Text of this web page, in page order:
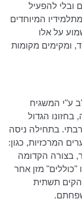
ובלי להפעיל
המיוחדים
על אלו
, ומקימים מקומות
ע"י המשגיח
בחזונו הגדול
בתחילה ניסה
המרכזיות, כגון:
בצורה הקדומה
מזן אחר
תשתית